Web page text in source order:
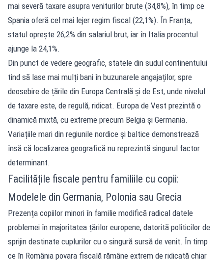
mai severă taxare asupra veniturilor brute (34,8%), în timp ce
Spania oferă cel mai lejer regim fiscal (22,1%). În Franța,
statul oprește 26,2% din salariul brut, iar în Italia procentul
ajunge la 24,1%.
Din punct de vedere geografic, statele din sudul continentului
tind să lase mai mulți bani în buzunarele angajaților, spre
deosebire de țările din Europa Centrală și de Est, unde nivelul
de taxare este, de regulă, ridicat. Europa de Vest prezintă o
dinamică mixtă, cu extreme precum Belgia și Germania.
Variațiile mari din regiunile nordice și baltice demonstrează
însă că localizarea geografică nu reprezintă singurul factor
determinant.
Facilitățile fiscale pentru familiile cu copii:
Modelele din Germania, Polonia sau Grecia
Prezența copiilor minori în familie modifică radical datele
problemei în majoritatea țărilor europene, datorită politicilor de
sprijin destinate cuplurilor cu o singură sursă de venit. În timp
ce în România povara fiscală rămâne extrem de ridicată chiar